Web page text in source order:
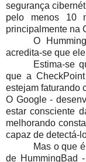
segurança
pelo menos 10
principalmente na
O
acredita-se que
Estima-se
que a
estejam faturando
O Google -
estar consciente
melhorando
capaz de detectá-
Mas o que
de HummingBad